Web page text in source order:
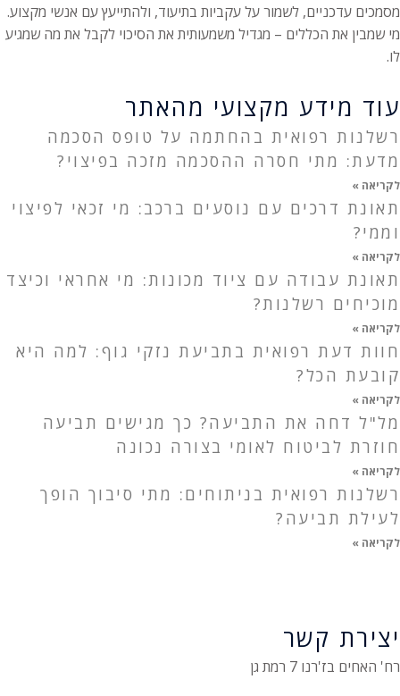
מסמכים עדכניים, לשמור על עקביות בתיעוד, ולהתייעץ עם אנשי מקצוע.
מי שמבין את הכללים – מגדיל משמעותית את הסיכוי לקבל את מה שמגיע
לו.
עוד מידע מקצועי מהאתר
רשלנות רפואית בהחתמה על טופס הסכמה
מדעת: מתי חסרה ההסכמה מזכה בפיצוי?
לקריאה »
תאונת דרכים עם נוסעים ברכב: מי זכאי לפיצוי
וממי?
לקריאה »
תאונת עבודה עם ציוד מכונות: מי אחראי וכיצד
מוכיחים רשלנות?
לקריאה »
חוות דעת רפואית בתביעת נזקי גוף: למה היא
קובעת הכל?
לקריאה »
מל"ל דחה את התביעה? כך מגישים תביעה
חוזרת לביטוח לאומי בצורה נכונה
לקריאה »
רשלנות רפואית בניתוחים: מתי סיבוך הופך
לעילת תביעה?
לקריאה »
יצירת קשר
רח' האחים בז'רנו 7 רמת גן